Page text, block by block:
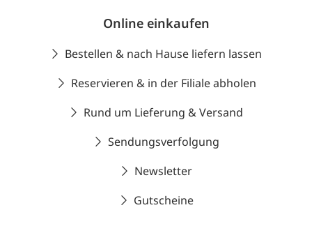
Online einkaufen
Bestellen & nach Hause liefern lassen
Reservieren & in der Filiale abholen
Rund um Lieferung & Versand
Sendungsverfolgung
Newsletter
Gutscheine